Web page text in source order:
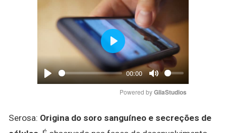
Play
00:00
Mute
Play
Powered by GliaStudios
Serosa: Origina do soro sanguíneo e secreções de